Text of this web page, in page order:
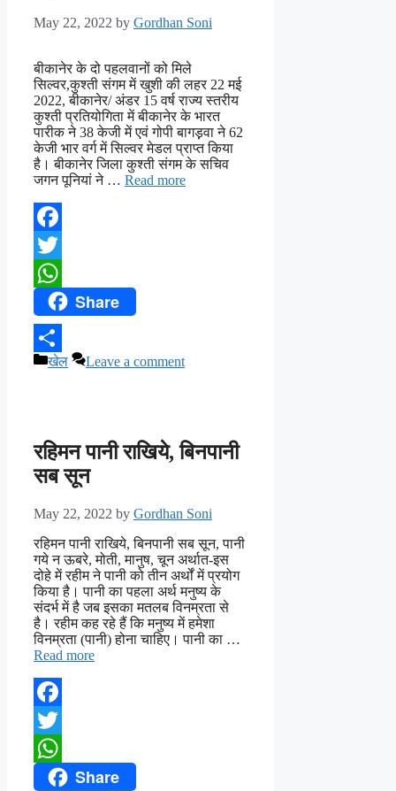
May 22, 2022 by Gordhan Soni
बीकानेर के दो पहलवानों को मिले
सिल्वर,कुश्ती संगम में खुशी की लहर 22 मई
2022, बीकानेर/ अंडर 15 वर्ष राज्य स्तरीय
कुश्ती प्रतियोगिता में बीकानेर के भारत
पारीक ने 38 केजी में एवं गोपी बागड़़वा ने 62
केजी भार वर्ग में सिल्वर मेडल प्राप्त किया
है। बीकानेर जिला कुश्ती संगम के सचिव
जगन पूनियां ने … Read more
Facebook
Twitter
WhatsAppShare
Share
Categories
खेल Leave a comment
रहिमन पानी राखिये, बिनपानी
सब सून
May 22, 2022 by Gordhan Soni
रहिमन पानी राखिये, बिनपानी सब सून, पानी
गये न ऊबरे, मोती, मानुष, चून अर्थात-इस
दोहे में रहीम ने पानी को तीन अर्थों में प्रयोग
किया है। पानी का पहला अर्थ मनुष्य के
संदर्भ में है जब इसका मतलब विनम्रता से
है। रहीम कह रहे हैं कि मनुष्य में हमेशा
विनम्रता (पानी) होना चाहिए। पानी का …
Read more
Facebook
Twitter
WhatsAppShare